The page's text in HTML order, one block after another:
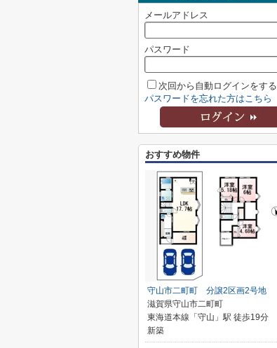
メールアドレス
パスワード
次回から自動ログインをする
パスワードを忘れた方はこちら
おすすめ物件
守山市二町町 分譲2区画2号地
滋賀県守山市二町町
東海道本線「守山」駅 徒歩19分
新築